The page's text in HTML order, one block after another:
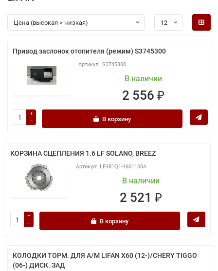
Привод заслонок отопителя (режим) S3745300
S3745300
В наличии
2 556 ₽
В корзину
КОРЗИНА СЦЕПЛЕНИЯ 1.6 LF SOLANO, BREEZ
LF481Q1-1601100A
В наличии
2 521 ₽
В корзину
КОЛОДКИ ТОРМ. ДЛЯ А/М LIFAN X60 (12-)/CHERY TIGGO
(06-) ДИСК. ЗАД